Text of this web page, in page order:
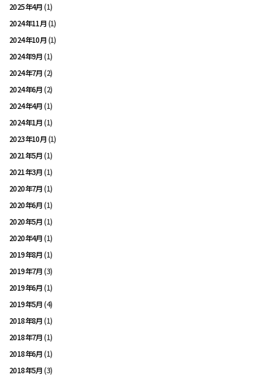
2025年4月(1)
2024年11月(1)
2024年10月(1)
2024年9月(1)
2024年7月(2)
2024年6月(2)
2024年4月(1)
2024年1月(1)
2023年10月(1)
2021年5月(1)
2021年3月(1)
2020年7月(1)
2020年6月(1)
2020年5月(1)
2020年4月(1)
2019年8月(1)
2019年7月(3)
2019年6月(1)
2019年5月(4)
2018年8月(1)
2018年7月(1)
2018年6月(1)
2018年5月(3)